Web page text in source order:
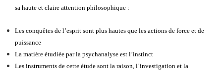
sa haute et claire attention philosophique :
Les conquêtes de l’esprit sont plus hautes que les actions de force et de
puissance
La matière étudiée par la psychanalyse est l’instinct
Les instruments de cette étude sont la raison, l’investigation et la